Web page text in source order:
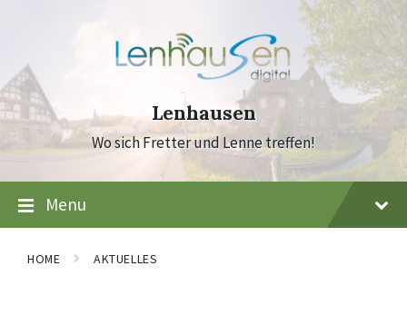
Lenhausen
Wo sich Fretter und Lenne treffen!
Menu
HOME AKTUELLES